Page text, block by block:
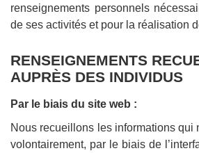
renseignements personnels
de ses activités et pour la réalisation
RENSEIGNEMENTS
AUPRÈS DES INDIVIDUS
Par le biais du site web :
Nous recueillons les informations qui
volontairement, par le biais de